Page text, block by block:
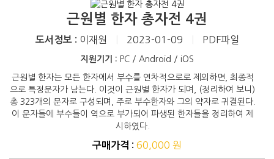
근원별 한자 총자전 4권
도서정보 : 이재원 2023-01-09 PDF파일
지원기기 : PC / Android / iOS
근원별 한자는 모든 한자에서 부수를 연차적으로로 제외하면, 최종적
으로 특정문자가 남는다. 이것이 근원별 한자가 되며, (정리하여 보니)
총 323개의 문자로 구성되며, 주로 부수한자와 그의 약자로 귀결된다.
이 문자들에 부수들이 역으로 부가되어 파생된 한자들을 정리하여 제
시하였다.
구매가격 : 60,000 원